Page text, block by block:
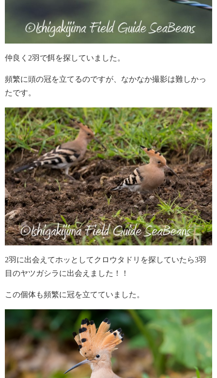
仲良く2羽で餌を探していました。
頻繁に頭の冠を立てるのですが、なかなか撮影は難しかっ
たです。
2羽に出会えてホッとしてクロウタドリを探していたら3羽
目のヤツガシラに出会えました！！
この個体も頻繁に冠を立てていました。